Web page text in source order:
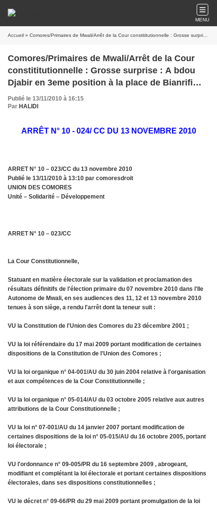
MENU
Accueil » Comores/Primaires de Mwali/Arrêt de la Cour constititutionnelle : Grosse surprise : A bdou Djabir en 3eme position à la place de Bianrifi Tarmidhi
Comores/Primaires de Mwali/Arrêt de la Cour
constititutionnelle : Grosse surprise : A bdou
Djabir en 3eme position à la place de Bianrifi
Tarmidhi
Publié le 13/11/2010 à 16:15
Par HALIDI
ARRÊT N° 10 - 024/ CC DU 13 NOVEMBRE 2010
ARRET N° 10 – 023/CC du 13 novembre 2010
Publié le 13/11/2010 à 13:10 par comoresdroit
UNION DES COMORES
Unité – Solidarité – Développement
ARRET N° 10 – 023/CC
La Cour Constitutionnelle,
Statuant en matière électorale sur la validation et proclamation des
résultats définitifs de l'élection primaire du 07 novembre 2010 dans l'Ile
Autonome de Mwali, en ses audiences des 11, 12 et 13 novembre 2010
tenues à son siège, a rendu l'arrêt dont la teneur suit :
VU la Constitution de l'Union des Comores du 23 décembre 2001 ;
VU la loi référendaire du 17 mai 2009 portant modification de certaines
dispositions de la Constitution de l'Union des Comores ;
VU la loi organique n° 04-001/AU du 30 juin 2004 relative à l'organisation
et aux compétences de la Cour Constitutionnelle ;
VU la loi organique n° 05-014/AU du 03 octobre 2005 relative aux autres
attributions de la Cour Constitutionnelle ;
VU la loi n° 07-001/AU du 14 janvier 2007 portant modification de
certaines dispositions de la loi n° 05-015/AU du 16 octobre 2005, portant
loi électorale ;
VU l'ordonnance n° 09-005/PR du 16 septembre 2009 , abrogeant,
modifiant et complétant la loi électorale et portant certaines dispositions
électorales, dans ses dispositions constitutionnelles ;
VU le décret n° 09-66/PR du 29 mai 2009 portant promulgation de la loi